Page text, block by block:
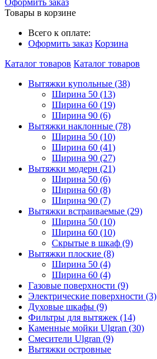
Оформить заказ
Товары в корзине
Всего к оплате:
Оформить заказ Корзина
Каталог товаров Каталог товаров
Вытяжки купольные (38)
Ширина 50 (13)
Ширина 60 (19)
Ширина 90 (6)
Вытяжки наклонные (78)
Ширина 50 (10)
Ширина 60 (41)
Ширина 90 (27)
Вытяжки модерн (21)
Ширина 50 (6)
Ширина 60 (8)
Ширина 90 (7)
Вытяжки встраиваемые (29)
Ширина 50 (10)
Ширина 60 (10)
Скрытые в шкаф (9)
Вытяжки плоские (8)
Ширина 50 (4)
Ширина 60 (4)
Газовые поверхности (9)
Электрические поверхности (3)
Духовые шкафы (9)
Фильтры для вытяжек (14)
Каменные мойки Ulgran (30)
Смесители Ulgran (9)
Вытяжки островные